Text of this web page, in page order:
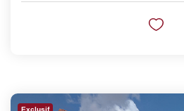
Exclusif